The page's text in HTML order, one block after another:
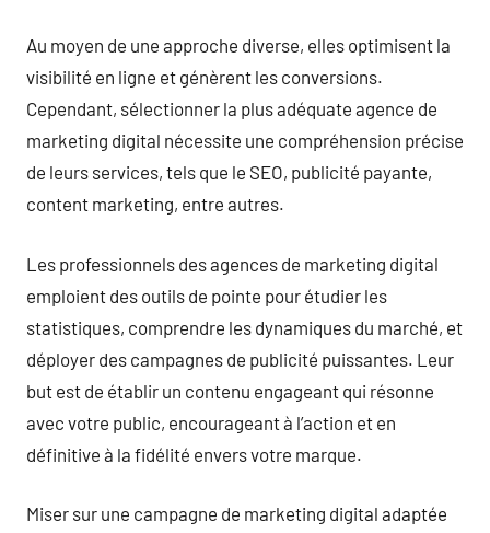
Au moyen de une approche diverse, elles optimisent la
visibilité en ligne et génèrent les conversions.
Cependant, sélectionner la plus adéquate agence de
marketing digital nécessite une compréhension précise
de leurs services, tels que le SEO, publicité payante,
content marketing, entre autres.
Les professionnels des agences de marketing digital
emploient des outils de pointe pour étudier les
statistiques, comprendre les dynamiques du marché, et
déployer des campagnes de publicité puissantes. Leur
but est de établir un contenu engageant qui résonne
avec votre public, encourageant à l’action et en
définitive à la fidélité envers votre marque.
Miser sur une campagne de marketing digital adaptée